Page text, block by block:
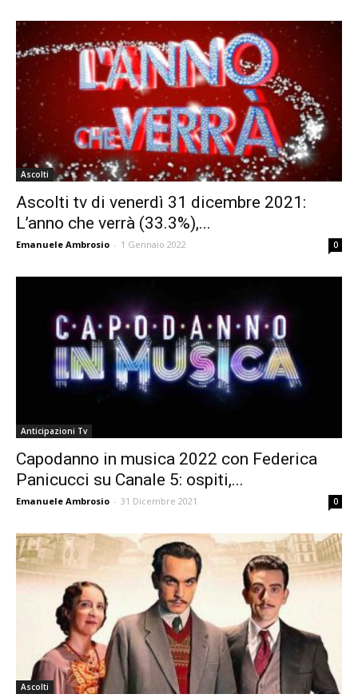
Ascolti
Ascolti tv di venerdì 31 dicembre 2021:
L’anno che verrà (33.3%),...
Emanuele Ambrosio - 1 Gennaio 2022 0
Anticipazioni Tv
Capodanno in musica 2022 con Federica
Panicucci su Canale 5: ospiti,...
Emanuele Ambrosio - 31 Dicembre 2021 0
Ascolti